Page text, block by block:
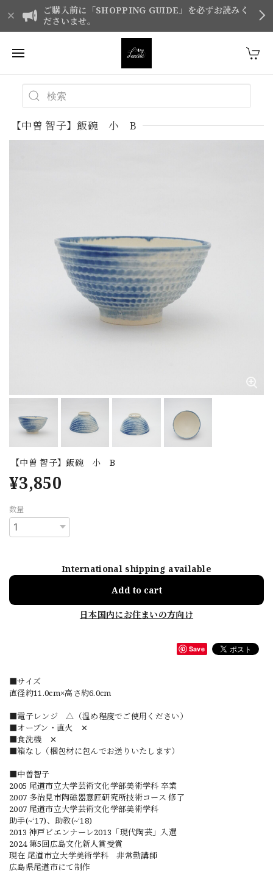
ご購入前に「SHOPPING GUIDE」を必ずお読みく
ださいませ。
【中曽 智子】飯碗 小 B
【中曽 智子】飯碗 小 B
¥3,850
数量
International shipping available
Add to cart
日本国内にお住まいの方向け
Save
■サイズ
直径約11.0cm×高さ約6.0cm
■電子レンジ △（温め程度でご使用ください）
■オーブン・直火 ✕
■食洗機 ✕
■箱なし（梱包材に包んでお送りいたします）
■中曽智子
2005 尾道市立大学芸術文化学部美術学科 卒業
2007 多治見市陶磁器意匠研究所技術コース 修了
2007 尾道市立大学芸術文化学部美術学科
助手(~‘17)、助教(~‘18)
2013 神戸ビエンナーレ2013「現代陶芸」入選
2024 第5回広島文化新人賞受賞
現在 尾道市立大学美術学科 非常勤講師
広島県尾道市にて制作